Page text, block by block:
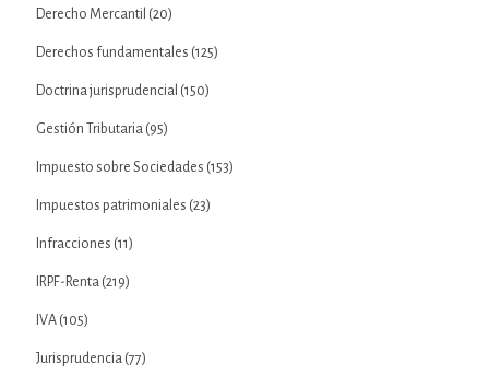
Derecho Mercantil (20)
Derechos fundamentales (125)
Doctrina jurisprudencial (150)
Gestión Tributaria (95)
Impuesto sobre Sociedades (153)
Impuestos patrimoniales (23)
Infracciones (11)
IRPF-Renta (219)
IVA (105)
Jurisprudencia (77)